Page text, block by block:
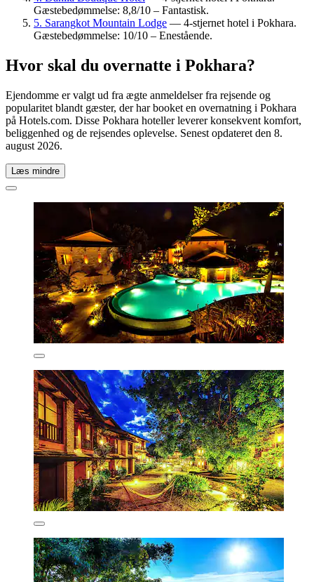
Gæstebedømmelse: 8,8/10 – Fantastisk.
5. Sarangkot Mountain Lodge — 4-stjernet hotel i Pokhara.
Gæstebedømmelse: 10/10 – Enestående.
Hvor skal du overnatte i Pokhara?
Ejendomme er valgt ud fra ægte anmeldelser fra rejsende og
popularitet blandt gæster, der har booket en overnatning i Pokhara
på Hotels.com. Disse Pokhara hoteller leverer konsekvent komfort,
beliggenhed og de rejsendes oplevelse. Senest opdateret den 8.
august 2026.
Læs mindre